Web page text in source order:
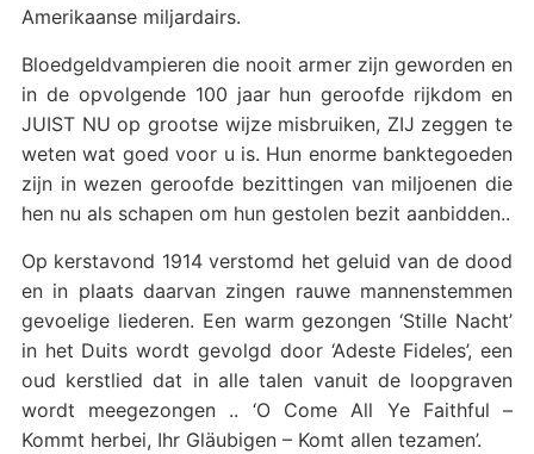
Amerikaanse miljardairs.
Bloedgeldvampieren die nooit armer zijn geworden en
in de opvolgende 100 jaar hun geroofde rijkdom en
JUIST NU op grootse wijze misbruiken, ZIJ zeggen te
weten wat goed voor u is. Hun enorme banktegoeden
zijn in wezen geroofde bezittingen van miljoenen die
hen nu als schapen om hun gestolen bezit aanbidden..
Op kerstavond 1914 verstomd het geluid van de dood
en in plaats daarvan zingen rauwe mannenstemmen
gevoelige liederen. Een warm gezongen ‘Stille Nacht’
in het Duits wordt gevolgd door ‘Adeste Fideles’, een
oud kerstlied dat in alle talen vanuit de loopgraven
wordt meegezongen .. ‘O Come All Ye Faithful –
Kommt herbei, Ihr Gläubigen – Komt allen tezamen’.